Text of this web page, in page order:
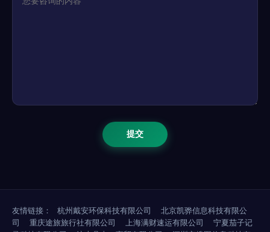
友情链接： 杭州戴安环保科技有限公司
北京凯骅信息科技有限公
司
重庆途旅旅行社有限公司 上海满财速运有限公司
宁夏茄子记